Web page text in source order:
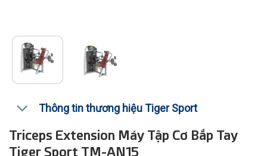
Thông tin thương hiệu Tiger Sport
Triceps Extension Máy Tập Cơ Bắp Tay
Tiger Sport TM-AN15